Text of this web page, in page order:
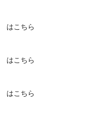
はこちら
はこちら
はこちら